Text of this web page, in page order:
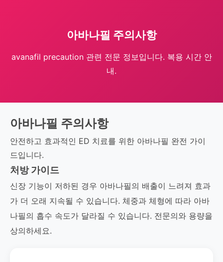
아바나필 주의사항
avanafil precaution 관련 전문 정보입니다. 복용 시간 안
내.
아바나필 주의사항
안전하고 효과적인 ED 치료를 위한 아바나필 완전 가이
드입니다.
처방 가이드
신장 기능이 저하된 경우 아바나필의 배출이 느려져 효과
가 더 오래 지속될 수 있습니다. 체중과 체형에 따라 아바
나필의 흡수 속도가 달라질 수 있습니다. 전문의와 용량을
상의하세요.